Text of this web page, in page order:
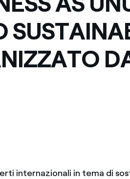
di valore grazie al
delle nostre policy
Iberia
Italia
internazionali in tema di